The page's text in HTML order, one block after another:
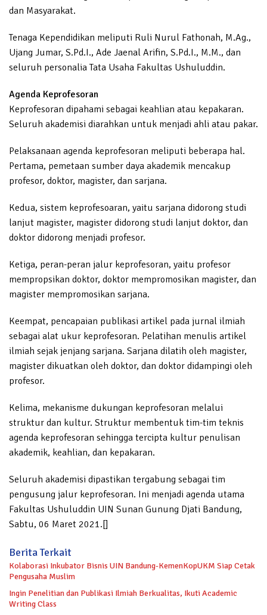
dan Masyarakat.
Tenaga Kependidikan meliputi Ruli Nurul Fathonah, M.Ag.,
Ujang Jumar, S.Pd.I., Ade Jaenal Arifin, S.Pd.I., M.M., dan
seluruh personalia Tata Usaha Fakultas Ushuluddin.
Agenda Keprofesoran
Keprofesoran dipahami sebagai keahlian atau kepakaran.
Seluruh akademisi diarahkan untuk menjadi ahli atau pakar.
Pelaksanaan agenda keprofesoran meliputi beberapa hal.
Pertama, pemetaan sumber daya akademik mencakup
profesor, doktor, magister, dan sarjana.
Kedua, sistem keprofesoaran, yaitu sarjana didorong studi
lanjut magister, magister didorong studi lanjut doktor, dan
doktor didorong menjadi profesor.
Ketiga, peran-peran jalur keprofesoran, yaitu profesor
mempropsikan doktor, doktor mempromosikan magister, dan
magister mempromosikan sarjana.
Keempat, pencapaian publikasi artikel pada jurnal ilmiah
sebagai alat ukur keprofesoran. Pelatihan menulis artikel
ilmiah sejak jenjang sarjana. Sarjana dilatih oleh magister,
magister dikuatkan oleh doktor, dan doktor didampingi oleh
profesor.
Kelima, mekanisme dukungan keprofesoran melalui
struktur dan kultur. Struktur membentuk tim-tim teknis
agenda keprofesoran sehingga tercipta kultur penulisan
akademik, keahlian, dan kepakaran.
Seluruh akademisi dipastikan tergabung sebagai tim
pengusung jalur keprofesoran. Ini menjadi agenda utama
Fakultas Ushuluddin UIN Sunan Gunung Djati Bandung,
Sabtu, 06 Maret 2021.[]
Berita Terkait
Kolaborasi Inkubator Bisnis UIN Bandung-KemenKopUKM Siap Cetak
Pengusaha Muslim
Ingin Penelitian dan Publikasi Ilmiah Berkualitas, Ikuti Academic
Writing Class